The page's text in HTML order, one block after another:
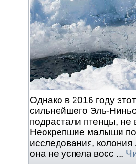
Однако в 2016 году
сильнейшего Эль-
подрастали птенцы,
Неокрепшие малыши
исследования,
она не успела восс ...